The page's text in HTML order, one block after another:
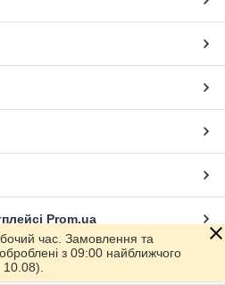
Prom.ua
час. Замовлення та
з 09:00 найближчого